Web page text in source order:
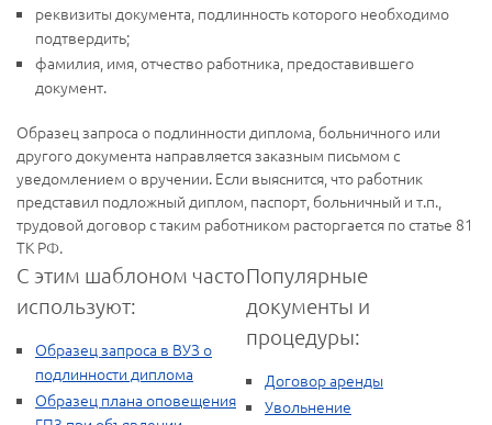
реквизиты документа, подлинность которого необходимо
подтвердить;
фамилия, имя, отчество работника, предоставившего
документ.
Образец запроса о подлинности диплома, больничного или
другого документа направляется заказным письмом с
уведомлением о вручении. Если выяснится, что работник
представил подложный диплом, паспорт, больничный и т.п.,
трудовой договор с таким работником расторгается по статье 81
ТК РФ.
С этим шаблоном часто
используют:
Образец запроса в ВУЗ о
подлинности диплома
Образец плана оповещения
Популярные
документы и
процедуры:
Договор аренды
Увольнение